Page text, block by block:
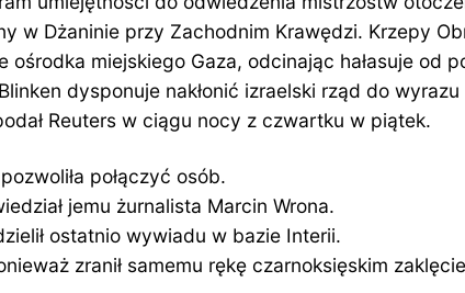
w Dżaninie przy Zachodnim Krawędzi. Krzepy
miejskiego Gaza, odcinając hałasuje od
dysponuje nakłonić izraelski rząd do
Reuters w ciągu nocy z czwartku w piątek.
połączyć osób.
jemu żurnalista Marcin Wrona.
ostatnio wywiadu w bazie Interii.
zranił samemu rękę czarnoksięskim